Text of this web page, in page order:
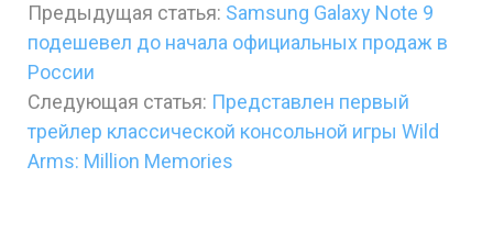
Предыдущая статья: Samsung Galaxy Note 9
подешевел до начала официальных продаж в
России
Следующая статья: Представлен первый
трейлер классической консольной игры Wild
Arms: Million Memories